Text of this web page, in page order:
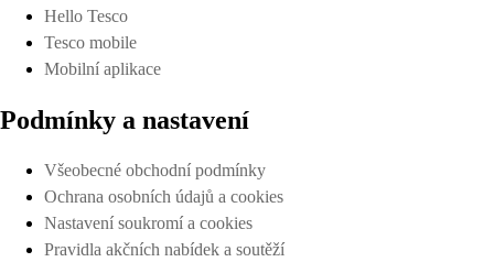
Hello Tesco
Tesco mobile
Mobilní aplikace
Podmínky a nastavení
Všeobecné obchodní podmínky
Ochrana osobních údajů a cookies
Nastavení soukromí a cookies
Pravidla akčních nabídek a soutěží